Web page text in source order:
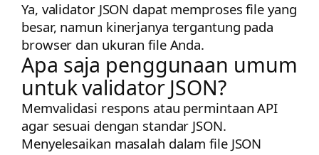
Ya, validator JSON dapat memproses file yang
besar, namun kinerjanya tergantung pada
browser dan ukuran file Anda.
Apa saja penggunaan umum
untuk validator JSON?
Memvalidasi respons atau permintaan API
agar sesuai dengan standar JSON.
Menyelesaikan masalah dalam file JSON